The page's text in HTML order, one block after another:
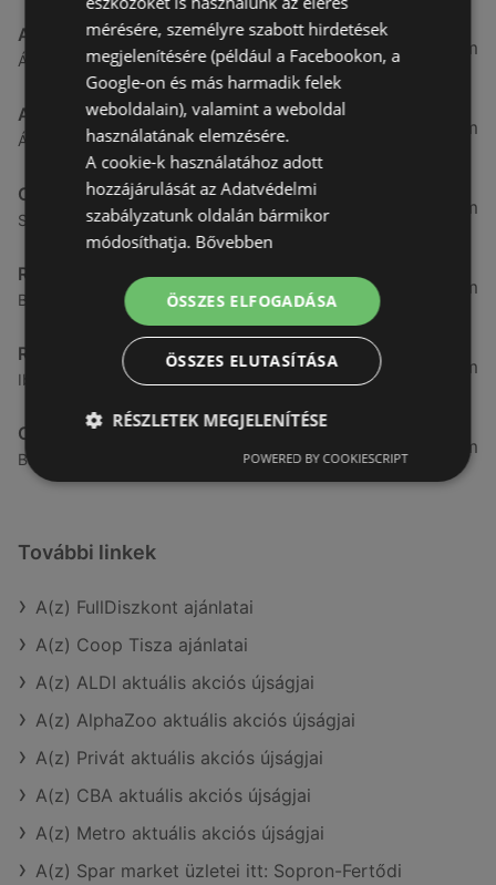
Aldi
Ágfalvi út 4/A., 9400 Sopron
3,26 km
ALDI
Ágfalvi út 4/a, 9400 Sopron
3,26 km
CBA
Somfalvi u. 14., 9400 Sopron
3,31 km
Reál
Besenyő u. 16., 9400 Sopron
3,32 km
Reál
Ibolya út 15., 9400 Sopron
3,41 km
CBA
Bánfalvi u. 14, 9400 Sopron
3,58 km
További linkek
A(z) FullDiszkont ajánlatai
A(z) Coop Tisza ajánlatai
A(z) ALDI aktuális akciós újságjai
A(z) AlphaZoo aktuális akciós újságjai
A(z) Privát aktuális akciós újságjai
A(z) CBA aktuális akciós újságjai
A(z) Metro aktuális akciós újságjai
A(z) Spar market üzletei itt: Sopron-Fertődi
mérésére, személyre szabott hirdetések
megjelenítésére (például a Facebookon, a
Google-on és más harmadik felek
weboldalain), valamint a weboldal
használatának elemzésére.
A cookie-k használatához adott
hozzájárulását az Adatvédelmi
szabályzatunk oldalán bármikor
módosíthatja. Bővebben
ÖSSZES ELFOGADÁSA
ÖSSZES ELUTASÍTÁSA
RÉSZLETEK MEGJELENÍTÉSE
POWERED BY COOKIESCRIPT